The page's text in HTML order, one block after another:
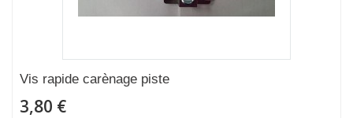
Vis rapide carènage piste
3,80 €